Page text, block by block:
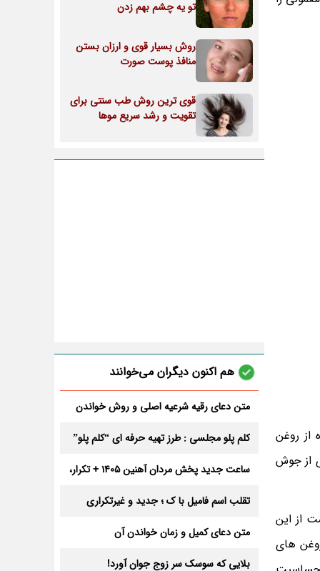
از روغن
از جوش
از این
روغن های
تو یه چشم بهم زدن
روش بسیار قوی و ارزان بستن
منافذ پوست صورت
قوی ترین روش طب سنتی برای
تقویت و رشد سریع موها
هم اکنون دیگران می‌خوانند
متن دعای رقیه شرعیه اصلی و روش خواندن
کلم پلو مجلسی : طرز تهیه حرفه ای “کلم پلو”
ساعت جدید پخش مردان آهنین 1405 + تکرار،
تقلب اسم فامیل با ک ؛ جدید و غیرتکراری
متن دعای کمیل و زمان خواندن آن
بلایی که سوسک سر زوج جوان آورد!